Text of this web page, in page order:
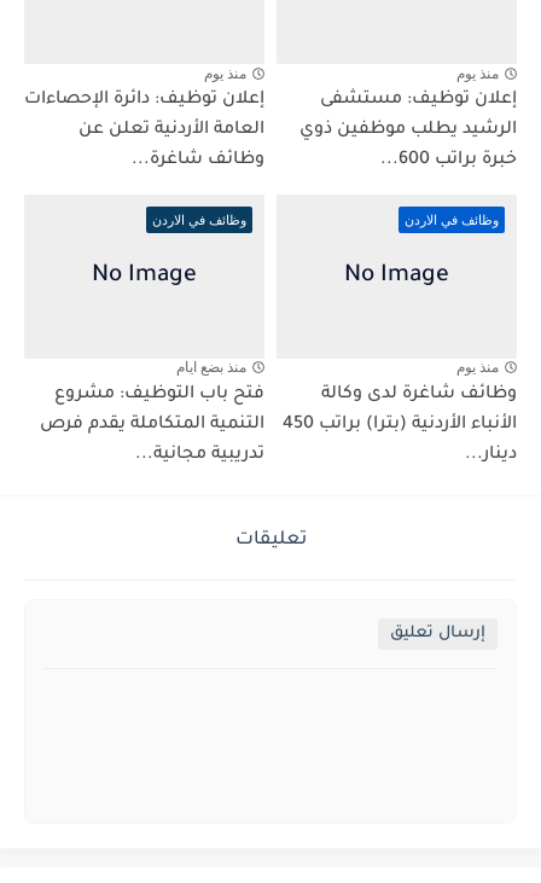
منذ يوم
إعلان توظيف: مستشفى
الرشيد يطلب موظفين ذوي
خبرة براتب 600...
منذ يوم
إعلان توظيف: دائرة الإحصاءات
العامة الأردنية تعلن عن
وظائف شاغرة...
وظائف في الاردن
منذ يوم
وظائف شاغرة لدى وكالة
الأنباء الأردنية (بترا) براتب 450
دينار...
وظائف في الاردن
منذ بضع ايام
فتح باب التوظيف: مشروع
التنمية المتكاملة يقدم فرص
تدريبية مجانية...
تعليقات
إرسال تعليق